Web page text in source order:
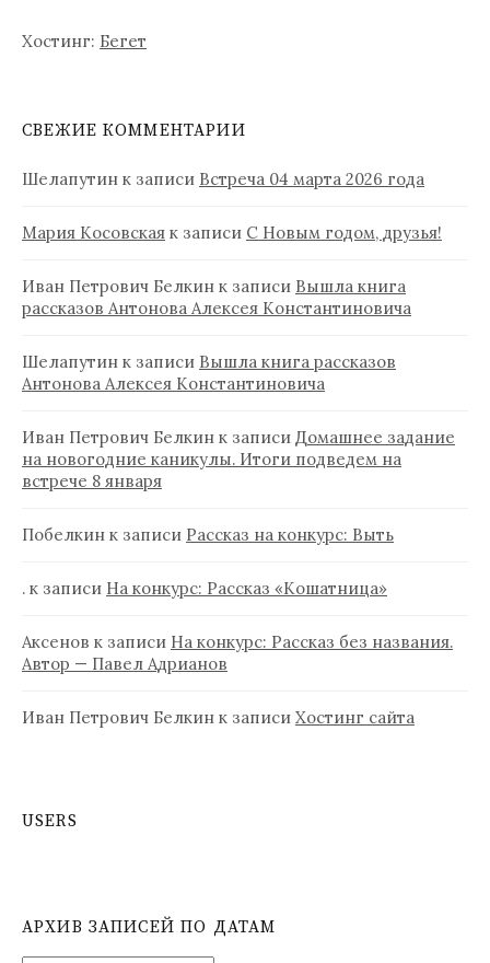
Хостинг: Бегет
СВЕЖИЕ КОММЕНТАРИИ
Шелапутин к записи Встреча 04 марта 2026 года
Мария Косовская к записи С Новым годом, друзья!
Иван Петрович Белкин к записи Вышла книга
рассказов Антонова Алексея Константиновича
Шелапутин к записи Вышла книга рассказов
Антонова Алексея Константиновича
Иван Петрович Белкин к записи Домашнее задание
на новогодние каникулы. Итоги подведем на
встрече 8 января
Побелкин к записи Рассказ на конкурс: Выть
. к записи На конкурс: Рассказ «Кошатница»
Аксенов к записи На конкурс: Рассказ без названия.
Автор — Павел Адрианов
Иван Петрович Белкин к записи Хостинг сайта
USERS
АРХИВ ЗАПИСЕЙ ПО ДАТАМ